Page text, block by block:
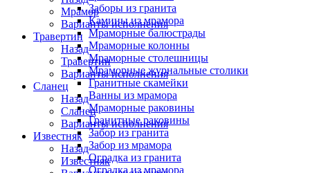
Заборы из гранита
Камины из мрамора
Мраморные балюстрады
Мраморные колонны
Мраморные столешницы
Мраморные журнальные столики
Гранитные скамейки
Ванны из мрамора
Мраморные раковины
Гранитные раковины
Забор из гранита
Забор из мрамора
Оградка из гранита
Оградка из мрамора
Мрамор
Варианты исполнения
Травертин
Назад
Травертин
Варианты исполнения
Сланец
Назад
Сланец
Варианты исполнения
Известняк
Назад
Известняк